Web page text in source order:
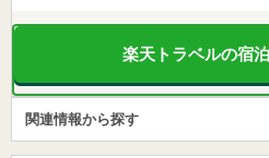
楽天トラベルの宿
関連情報から探す